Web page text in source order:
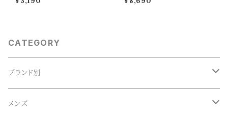
E” R5167
CATEGORY
ブランド別
ACE SNKR(エーススニーカー)
メンズ